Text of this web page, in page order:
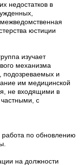
недостатков в
юстиции
изучает
механизма
подозреваемых и
им медицинской
не входящими в
с
по обновлению
на должности